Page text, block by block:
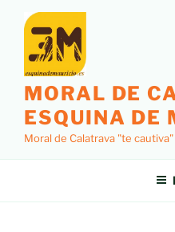
contenido
MORAL DE
ESQUINA DE
Moral de Calatrava "te cautiva"